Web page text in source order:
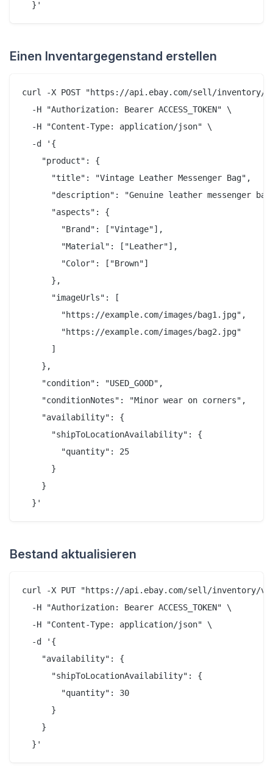
Einen Inventargegenstand erstellen
curl -X POST "https://api.ebay.com/sell/inventory/
  -H "Authorization: Bearer ACCESS_TOKEN" \
  -H "Content-Type: application/json" \
  -d '{
    "product": {
      "title": "Vintage Leather Messenger Bag",
"description": "Genuine leather messenger
      "aspects": {
        "Brand": ["Vintage"],
        "Material": ["Leather"],
        "Color": ["Brown"]
      },
      "imageUrls": [
        "https://example.com/images/bag1.jpg",
        "https://example.com/images/bag2.jpg"
      ]
    },
    "condition": "USED_GOOD",
    "conditionNotes": "Minor wear on corners",
    "availability": {
      "shipToLocationAvailability": {
        "quantity": 25
      }
    }
Bestand aktualisieren
curl -X PUT "https://api.ebay.com/sell/inventory/v1/
  -H "Authorization: Bearer ACCESS_TOKEN" \
  -H "Content-Type: application/json" \
  -d '{
    "availability": {
      "shipToLocationAvailability": {
        "quantity": 30
      }
    }